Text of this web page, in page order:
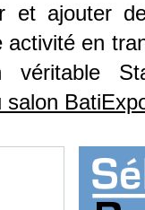
et ajouter
activité en